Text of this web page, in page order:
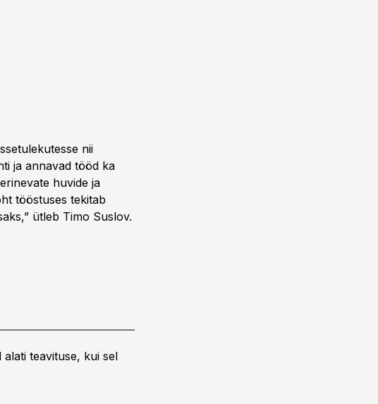
nii
ja annavad tööd ka
huvide ja
tööstuses tekitab
ütleb Timo Suslov.
alati teavituse, kui sel